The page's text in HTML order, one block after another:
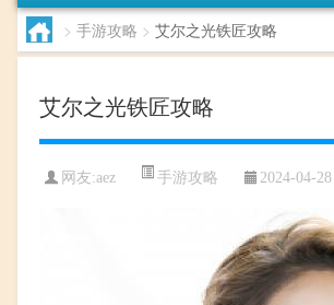
> 手游攻略 > 艾尔之光铁匠攻略
艾尔之光铁匠攻略
网友:aez 手游攻略 2024-04-